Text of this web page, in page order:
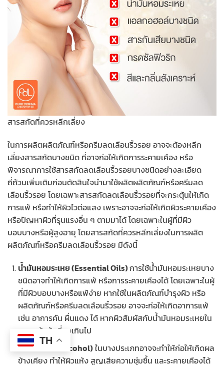
สารสกัดที่ควรหลีกเลี่ยง
ในการผลิตผลิตภัณฑ์หรือครีมลดเลือนริ้วรอย อาจจะต้องหลีก
เลี่ยงสารสกัดบางชนิด ที่อาจก่อให้เกิดการระคายเคือง หรือ
พิจารณาการใช้สารสกัดลดเลือนริ้วรอยบางชนิดอย่างละเอียด
ถี่ถ้วนเพิ่มเติมก่อนตัดสินใจนำมาใช้ผลิตผลิตภัณฑ์หรือครีมลด
เลือนริ้วรอย โดยเฉพาะสารสกัดลดเลือนริ้วรอยที่จะกระตุ้นให้เกิด
การแพ้ หรือทำให้ผิวไวต่อแสง เพราะอาจจะก่อให้เกิดผิวระคายเคือง
หรือปัญหาผิวที่รุนแรงอื่น ๆ ตามมาได้ โดยเฉพาะในผู้ที่มีผิว
บอบบางหรือผู้สูงอายุ โดยสารสกัดที่ควรหลีกเลี่ยงในการผลิต
ผลิตภัณฑ์หรือครีมลดเลือนริ้วรอย มีดังนี้
น้ำมันหอมระเหย (Essential Oils)การใช้น้ำมันหอมระเหยบาง
ชนิดอาจทำให้เกิดการแพ้ หรือการระคายเคืองได้ โดยเฉพาะในผู้
ที่มีผิวบอบบางหรือแพ้ง่าย หากใช้ในผลิตภัณฑ์บำรุงผิว หรือ
ผลิตภัณฑ์หรือครีมลดเลือนริ้วรอย อาจจะก่อให้เกิดอาการแพ้
เช่น อาการคัน ผื่นแดง ได้ หากผิวสัมผัสกับน้ำมันหอมระเหยใน
ความเข้มข้นที่สูงเกินไป
แอลกอฮอล์ (Alcohol)ในบางประเภทอาจจะทำให้ก่อให้เกิดผล
ข้างเคียง ทำให้ผิวแห้ง สูญเสียความชุ่มชื้น และระคายเคืองได้
TH